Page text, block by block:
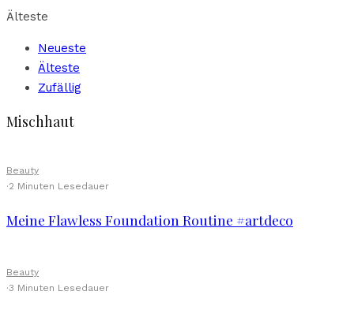
Älteste
Neueste
Älteste
Zufällig
Mischhaut
Beauty
·2 Minuten Lesedauer
Meine Flawless Foundation Routine #artdeco
Beauty
·3 Minuten Lesedauer